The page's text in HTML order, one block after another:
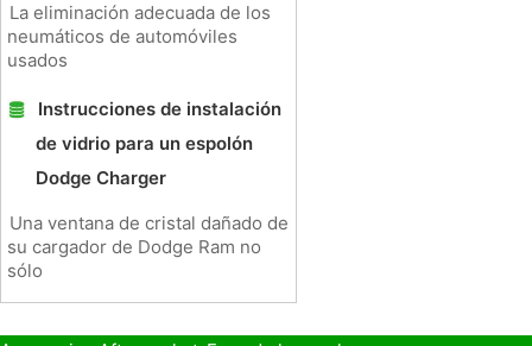
La eliminación adecuada de los
neumáticos de automóviles
usados ​​
Instrucciones de instalación
de vidrio para un espolón
Dodge Charger
Una ventana de cristal dañado de
su cargador de Dodge Ram no
sólo